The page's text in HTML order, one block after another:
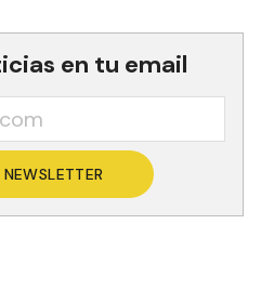
en tu email
NEWSLETTER